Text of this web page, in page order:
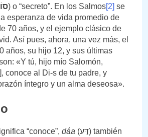
) o “secreto”. En los Salmos[2] se
esperanza de vida promedio de
70 años, y el ejemplo clásico de
Así pues, ahora, una vez más, el
años, su hijo 12, y sus últimas
«Y tú, hijo mío Salomón,
conoce al Di-s de tu padre, y
íntegro y un alma deseosa».
“conoce”, dáa (דַּע) también